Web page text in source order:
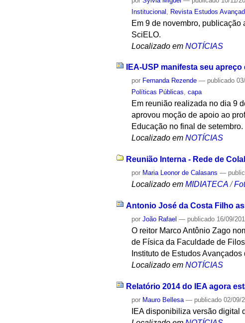
Institucional
Revista Estudos
Em 9 de novembro,
SciELO.
Localizado em NOTÍCIAS
IEA-USP manifesta seu
por Fernanda Rezende — publicado
Políticas Públicas,capa
Em reunião realizada no dia 9
aprovou moção de apoio ao
Educação no final de setembro.
Localizado em NOTÍCIAS
Reunião Interna - Rede de
por Maria Leonor de Calasans —
Localizado em MIDIATECA /
Antonio José da Costa Filho
porJoão Rafael — publicado 16/09/
O reitor Marco Antônio Zago
de Física da Faculdade de
Instituto de Estudos
Localizado em NOTÍCIAS
Relatório 2014 do IEA agora
por Mauro Bellesa — publicado 02/09/
IEA disponibiliza versão digital